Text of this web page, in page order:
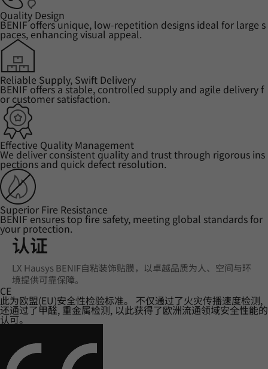
Quality Design
BENIF offers unique, low-repetition designs ideal for large s
paces, enhancing visual appeal.
Reliable Supply, Swift Delivery
BENIF offers a stable, controlled supply and agile delivery f
or customer satisfaction.
Effective Quality Management
We deliver consistent quality and trust through rigorous ins
pections and quick defect resolution.
Superior Fire Resistance
BENIF ensures top fire safety, meeting global standards for
your protection.
认证
LX Hausys BENIF自粘装饰贴膜，以卓越品质为人、空间与环
境提供可靠保障。
CE
此为欧盟(EU)安全性检验标准。 不仅通过了火灾传播速度检测,
还通过了甲醛, 重金属检测, 以此获得了欧洲流通领域安全性能的
认可。